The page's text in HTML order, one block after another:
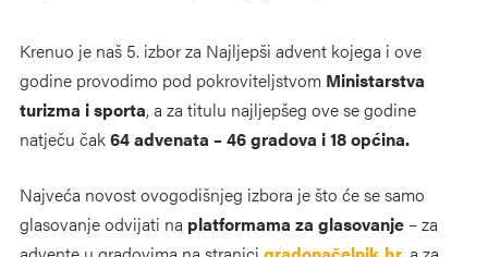
Krenuo je naš 5. izbor za Najljepši advent kojega i ove
godine provodimo pod pokroviteljstvom Ministarstva
turizma i sporta, a za titulu najljepšeg ove se godine
natječu čak64 advenata – 46 gradova i 18 općina.
Najveća novost ovogodišnjeg izbora je što će se samo
glasovanje odvijati na platformama za glasovanje – za